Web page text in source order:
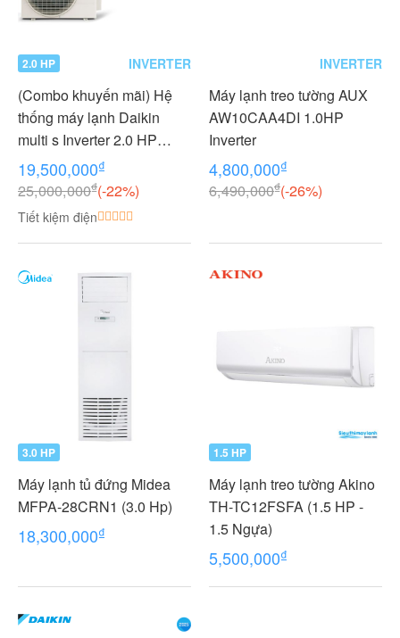
2.0 HP INVERTER
(Combo khuyến mãi) Hệ
thống máy lạnh Daikin
multi s Inverter 2.0 HP
(2HP Ngựa) - 1 dàn nóng 2
dàn lạnh (1.0 + 1.0 HP (1
Ngựa) MKC50RVMV-
CTKC25RVMV+CTKC25R
19,500,000₫
25,000,000₫(-22%)
Tiết kiệm điện
INVERTER
Máy lạnh treo tường AUX
AW10CAA4DI 1.0HP
Inverter
4,800,000₫
6,490,000₫(-26%)
3.0 HP
Máy lạnh tủ đứng Midea
MFPA-28CRN1 (3.0 Hp)
18,300,000₫
1.5 HP
Máy lạnh treo tường Akino
TH-TC12FSFA (1.5 HP -
1.5 Ngựa)
5,500,000₫